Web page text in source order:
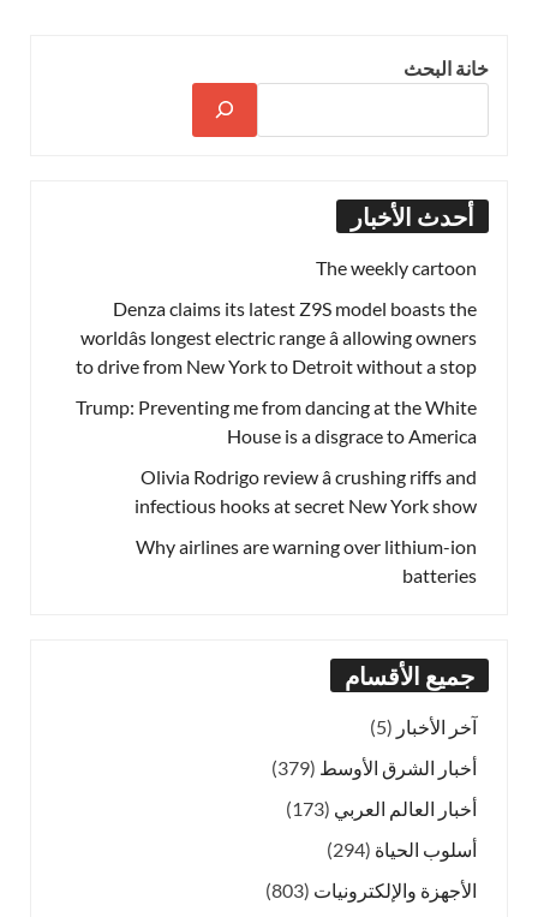
خانة البحث
أحدث الأخبار
The weekly cartoon
Denza claims its latest Z9S model boasts the
worldâs longest electric range â allowing owners
to drive from New York to Detroit without a stop
Trump: Preventing me from dancing at the White
House is a disgrace to America
Olivia Rodrigo review â crushing riffs and
infectious hooks at secret New York show
Why airlines are warning over lithium-ion
batteries
جميع الأقسام
آخر الأخبار (5)
أخبار الشرق الأوسط (379)
أخبار العالم العربي (173)
أسلوب الحياة (294)
الأجهزة والإلكترونيات (803)